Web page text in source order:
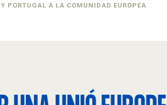
PORTUGAL A LA COMUNIDAD EUROPEA